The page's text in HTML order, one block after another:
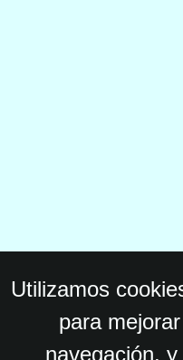
Utilizamos
para
navegación,